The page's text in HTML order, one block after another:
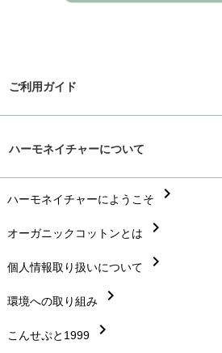
ご利用ガイド
配送と送料chevron_right
在庫状況と発送予定chevron_right
サイズ・寸法chevron_right
生地・素材chevron_right
お手入れについて chevron_right
ハーモネイチャーについて
ハーモネイチャーにようこそ chevron_right
オーガニックコットンとは chevron_right
個人情報取り扱いについて chevron_right
環境への取り組み chevron_right
こんせぷと1999 chevron_right